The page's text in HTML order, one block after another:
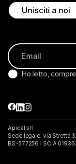
Unisciti a noi
Ho letto,
Apical srl
Sede legale: via Stretta
BS-577256 I SCIA